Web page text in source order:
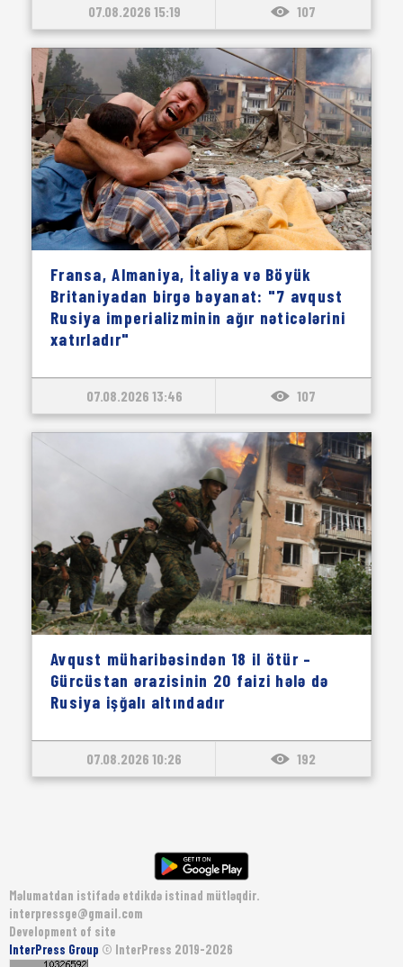
07.08.2026 15:19 107
Fransa, Almaniya, İtaliya və Böyük
Britaniyadan birgə bəyanat: "7 avqust
Rusiya imperializminin ağır nəticələrini
xatırladır"
07.08.2026 13:46 107
Avqust müharibəsindən 18 il ötür –
Gürcüstan ərazisinin 20 faizi hələ də
Rusiya işğalı altındadır
07.08.2026 10:26 192
Məlumatdan istifadə etdikdə istinad mütləqdir.
interpressge@gmail.com
Development of site
InterPress Group © InterPress 2019-2026